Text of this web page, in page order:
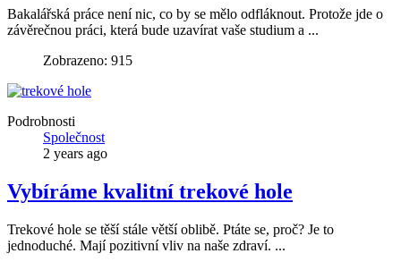
Bakalářská práce není nic, co by se mělo odfláknout. Protože jde o
závěrečnou práci, která bude uzavírat vaše studium a ...
Zobrazeno: 915
Podrobnosti
Společnost
2 years ago
Vybíráme kvalitní trekové hole
Trekové hole se těší stále větší oblibě. Ptáte se, proč? Je to
jednoduché. Mají pozitivní vliv na naše zdraví. ...